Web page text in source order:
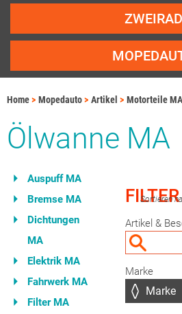
ZWEIRAD
Home Mopedauto Artikel Motorteile MA
Ölwanne MA
Auspuff MA
Bremse MA
Dichtungen
MA
Elektrik MA
Fahrwerk MA
Filter MA
Sortieren
Artikel &
Marke